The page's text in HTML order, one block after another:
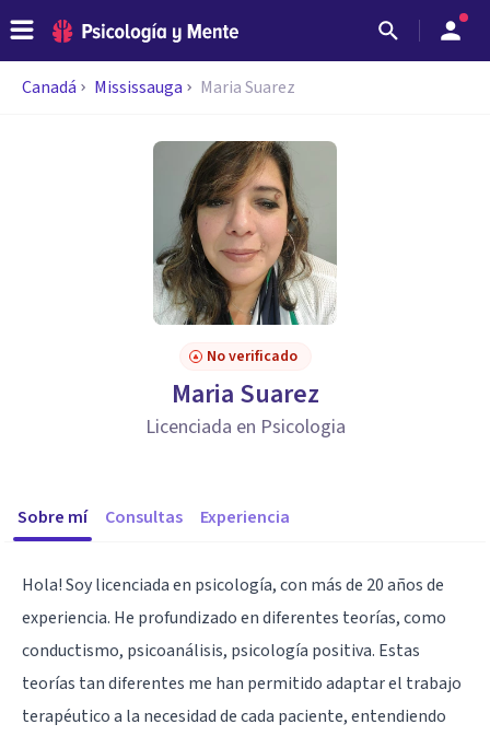
Canadá Mississauga Maria Suarez
No verificado
Maria Suarez
Licenciada en Psicologia
Sobre mí Consultas Experiencia
Hola! Soy licenciada en psicología, con más de 20 años de
experiencia. He profundizado en diferentes teorías, como
conductismo, psicoanálisis, psicología positiva. Estas
teorías tan diferentes me han permitido adaptar el trabajo
terapéutico a la necesidad de cada paciente, entendiendo